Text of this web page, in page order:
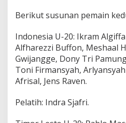
Berikut susunan pemain
Indonesia U-20: Ikram
Alfharezzi Buffon, Meshaal
Gwijangge, Dony Tri
Toni Firmansyah,
Afrisal, Jens Raven.
Pelatih: Indra Sjafri.